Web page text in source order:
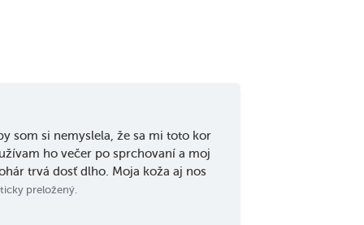
som si nemyslela, že sa mi toto kor
ho večer po sprchovaní a moj
trvá dosť dlho. Moja koža aj nos
preložený.